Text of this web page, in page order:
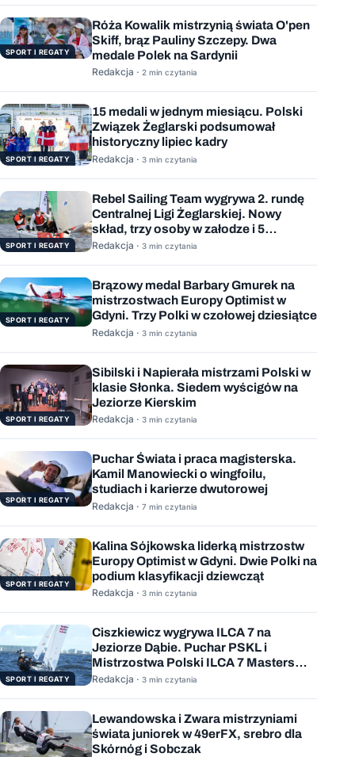
SPORT I REGATY
Róża Kowalik mistrzynią świata O'pen
Skiff, brąz Pauliny Szczepy. Dwa
medale Polek na Sardynii
Redakcja · 2 min czytania
SPORT I REGATY
15 medali w jednym miesiącu. Polski
Związek Żeglarski podsumował
historyczny lipiec kadry
Redakcja · 3 min czytania
SPORT I REGATY
Rebel Sailing Team wygrywa 2. rundę
Centralnej Ligi Żeglarskiej. Nowy
skład, trzy osoby w załodze i 5
wygranych wyścigów
Redakcja · 3 min czytania
SPORT I REGATY
Brązowy medal Barbary Gmurek na
mistrzostwach Europy Optimist w
Gdyni. Trzy Polki w czołowej dziesiątce
Redakcja · 3 min czytania
SPORT I REGATY
Sibilski i Napierała mistrzami Polski w
klasie Słonka. Siedem wyścigów na
Jeziorze Kierskim
Redakcja · 3 min czytania
SPORT I REGATY
Puchar Świata i praca magisterska.
Kamil Manowiecki o wingfoilu,
studiach i karierze dwutorowej
Redakcja · 7 min czytania
SPORT I REGATY
Kalina Sójkowska liderką mistrzostw
Europy Optimist w Gdyni. Dwie Polki na
podium klasyfikacji dziewcząt
Redakcja · 3 min czytania
SPORT I REGATY
Ciszkiewicz wygrywa ILCA 7 na
Jeziorze Dąbie. Puchar PSKL i
Mistrzostwa Polski ILCA 7 Masters
rozstrzygnięte
Redakcja · 3 min czytania
Lewandowska i Zwara mistrzyniami
świata juniorek w 49erFX, srebro dla
Skórnóg i Sobczak